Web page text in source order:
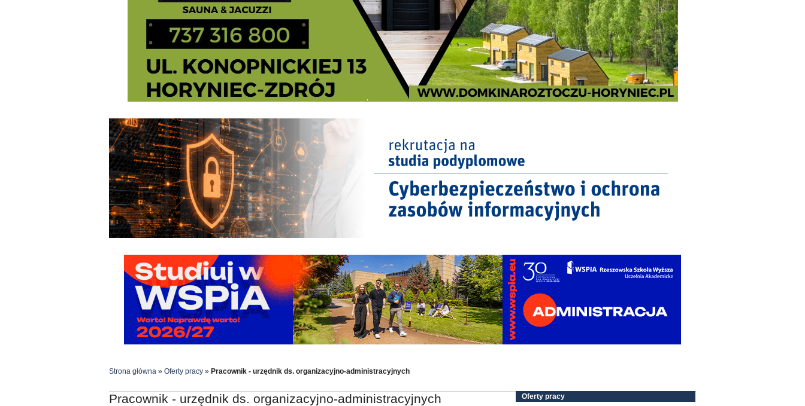
Strona główna » Oferty pracy » Pracownik - urzędnik ds. organizacyjno-administracyjnych
Pracownik - urzędnik ds. organizacyjno-administracyjnych Oferty pracy